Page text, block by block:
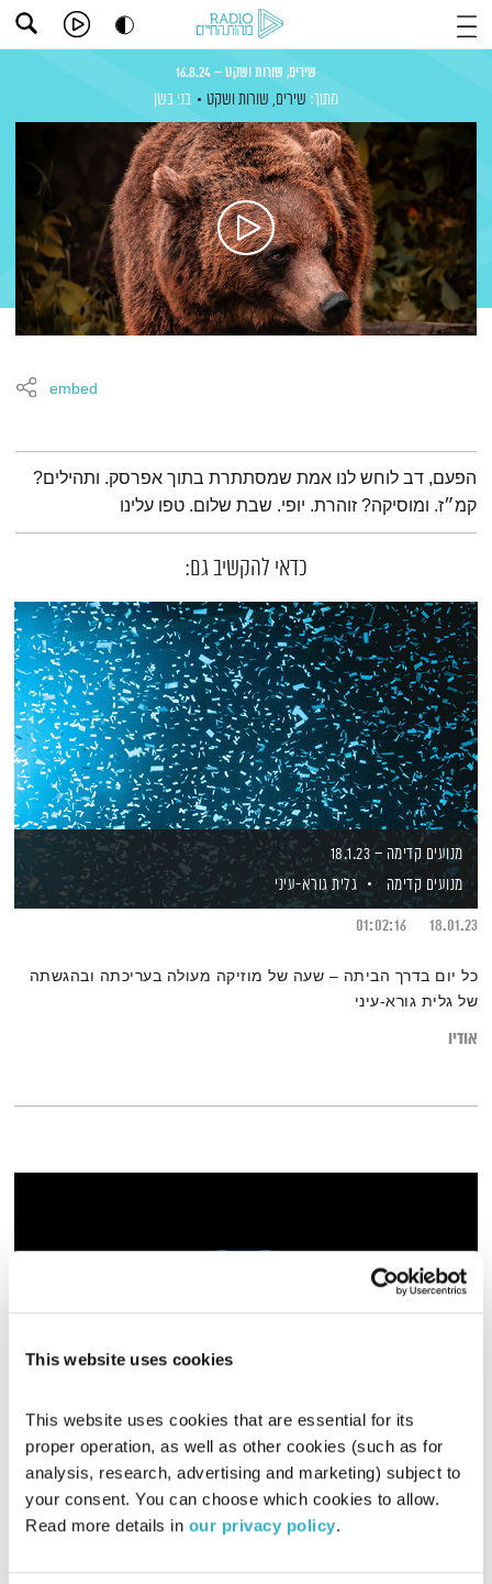
This website uses cookies
This website uses cookies that are essential for its
proper operation, as well as other cookies (such as for
analysis, research, advertising and marketing) subject to
your consent. You can choose which cookies to allow.
Read more details in our privacy policy.
שירים, שורות ושקט – 16.8.24
מתוך: שירים, שורות ושקט בני בשן
embed
תמצית הפודקאסט
הפעם, דב לוחש לנו אמת שמסתתרת בתוך אפרסק. ותהילים?
קמ״ז. ומוסיקה? זוהרת. יופי. שבת שלום. טפו עלינו
כדאי להקשיב גם:
מנועים קדימה – 18.1.23
מנועים קדימה
גלית גורא-עיני
18.01.23
01:02:16
כל יום בדרך הביתה – שעה של מוזיקה מעולה בעריכתה ובהגשתה
של גלית גורא-עיני
אודיו
שירים, שורות ושקט – 9.5.25
שירים, שורות ושקט
בני בשן
08.05.25
01:00:02
ואסתר? ז׳. ומוסיקה? נוסעת. יופי. שבת שלום. טפו עלינו